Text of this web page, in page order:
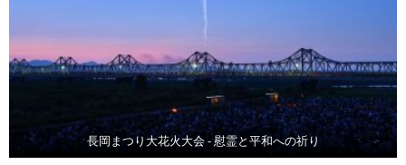
長岡まつり大花火大会 - 慰霊と平和への祈り